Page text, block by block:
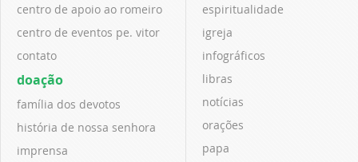
centro de apoio ao romeiro
centro de eventos pe. vitor
contato
doação
família dos devotos
história de nossa senhora
imprensa
espiritualidade
igreja
infográficos
libras
notícias
orações
papa